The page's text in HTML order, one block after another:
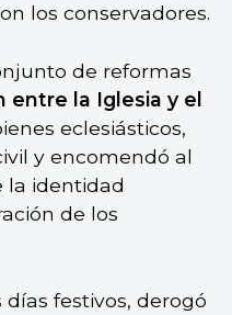
los conservadores.
de reformas
entre la Iglesia y el
eclesiásticos,
y encomendó al
la identidad
de los
festivos, derogó